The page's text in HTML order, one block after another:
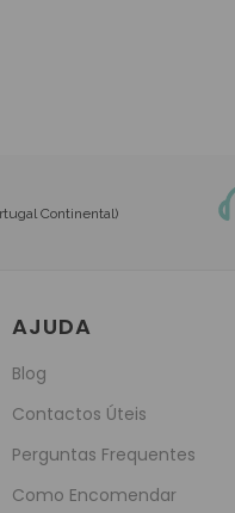
Continental)
AJUDA
Blog
Contactos Úteis
Perguntas Frequentes
Como Encomendar